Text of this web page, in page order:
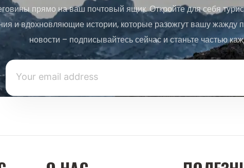
прямо на ваш почтовый ящик. Откройте для себя
и вдохновляющие истории, которые разожгут вашу жажду
новости – подписывайтесь сейчас и станьте частью